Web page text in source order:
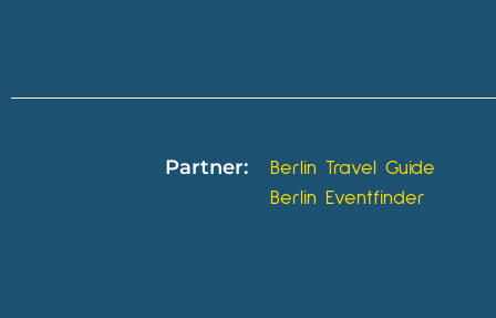
Partner:
Berlin Travel Guide
Berlin Eventfinder